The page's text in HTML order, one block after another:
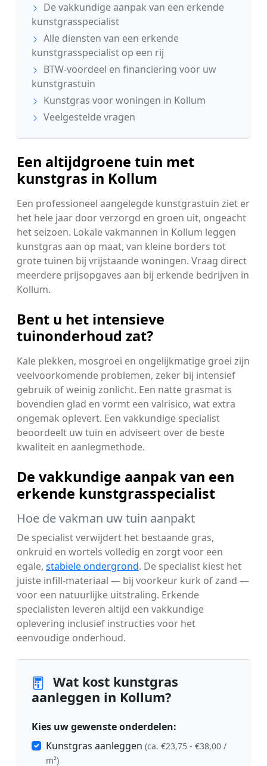
De vakkundige aanpak van een erkende
kunstgrasspecialist
Alle diensten van een erkende
kunstgrasspecialist op een rij
BTW-voordeel en financiering voor uw
kunstgrastuin
Kunstgras voor woningen in Kollum
Veelgestelde vragen
Een altijdgroene tuin met
kunstgras in Kollum
Een professioneel aangelegde kunstgrastuin ziet er
het hele jaar door verzorgd en groen uit, ongeacht
het seizoen. Lokale vakmannen in Kollum leggen
kunstgras aan op maat, van kleine borders tot
grote tuinen bij vrijstaande woningen. Vraag direct
meerdere prijsopgaves aan bij erkende bedrijven in
Kollum.
Bent u het intensieve
tuinonderhoud zat?
Kale plekken, mosgroei en ongelijkmatige groei zijn
veelvoorkomende problemen, zeker bij intensief
gebruik of weinig zonlicht. Een natte grasmat is
bovendien glad en vormt een valrisico, wat extra
ongemak oplevert. Een vakkundige specialist
beoordeelt uw tuin en adviseert over de beste
kwaliteit en aanlegmethode.
De vakkundige aanpak van een
erkende kunstgrasspecialist
Hoe de vakman uw tuin aanpakt
De specialist verwijdert het bestaande gras,
onkruid en wortels volledig en zorgt voor een
egale, stabiele ondergrond. De specialist kiest het
juiste infill-materiaal — bij voorkeur kurk of zand —
voor een natuurlijke uitstraling. Erkende
specialisten leveren altijd een vakkundige
oplevering inclusief instructies voor het
eenvoudige onderhoud.
Wat kost kunstgras
aanleggen in Kollum?
Kies uw gewenste onderdelen:
Kunstgras aanleggen (ca. €23,75 - €38,00 /
m²)